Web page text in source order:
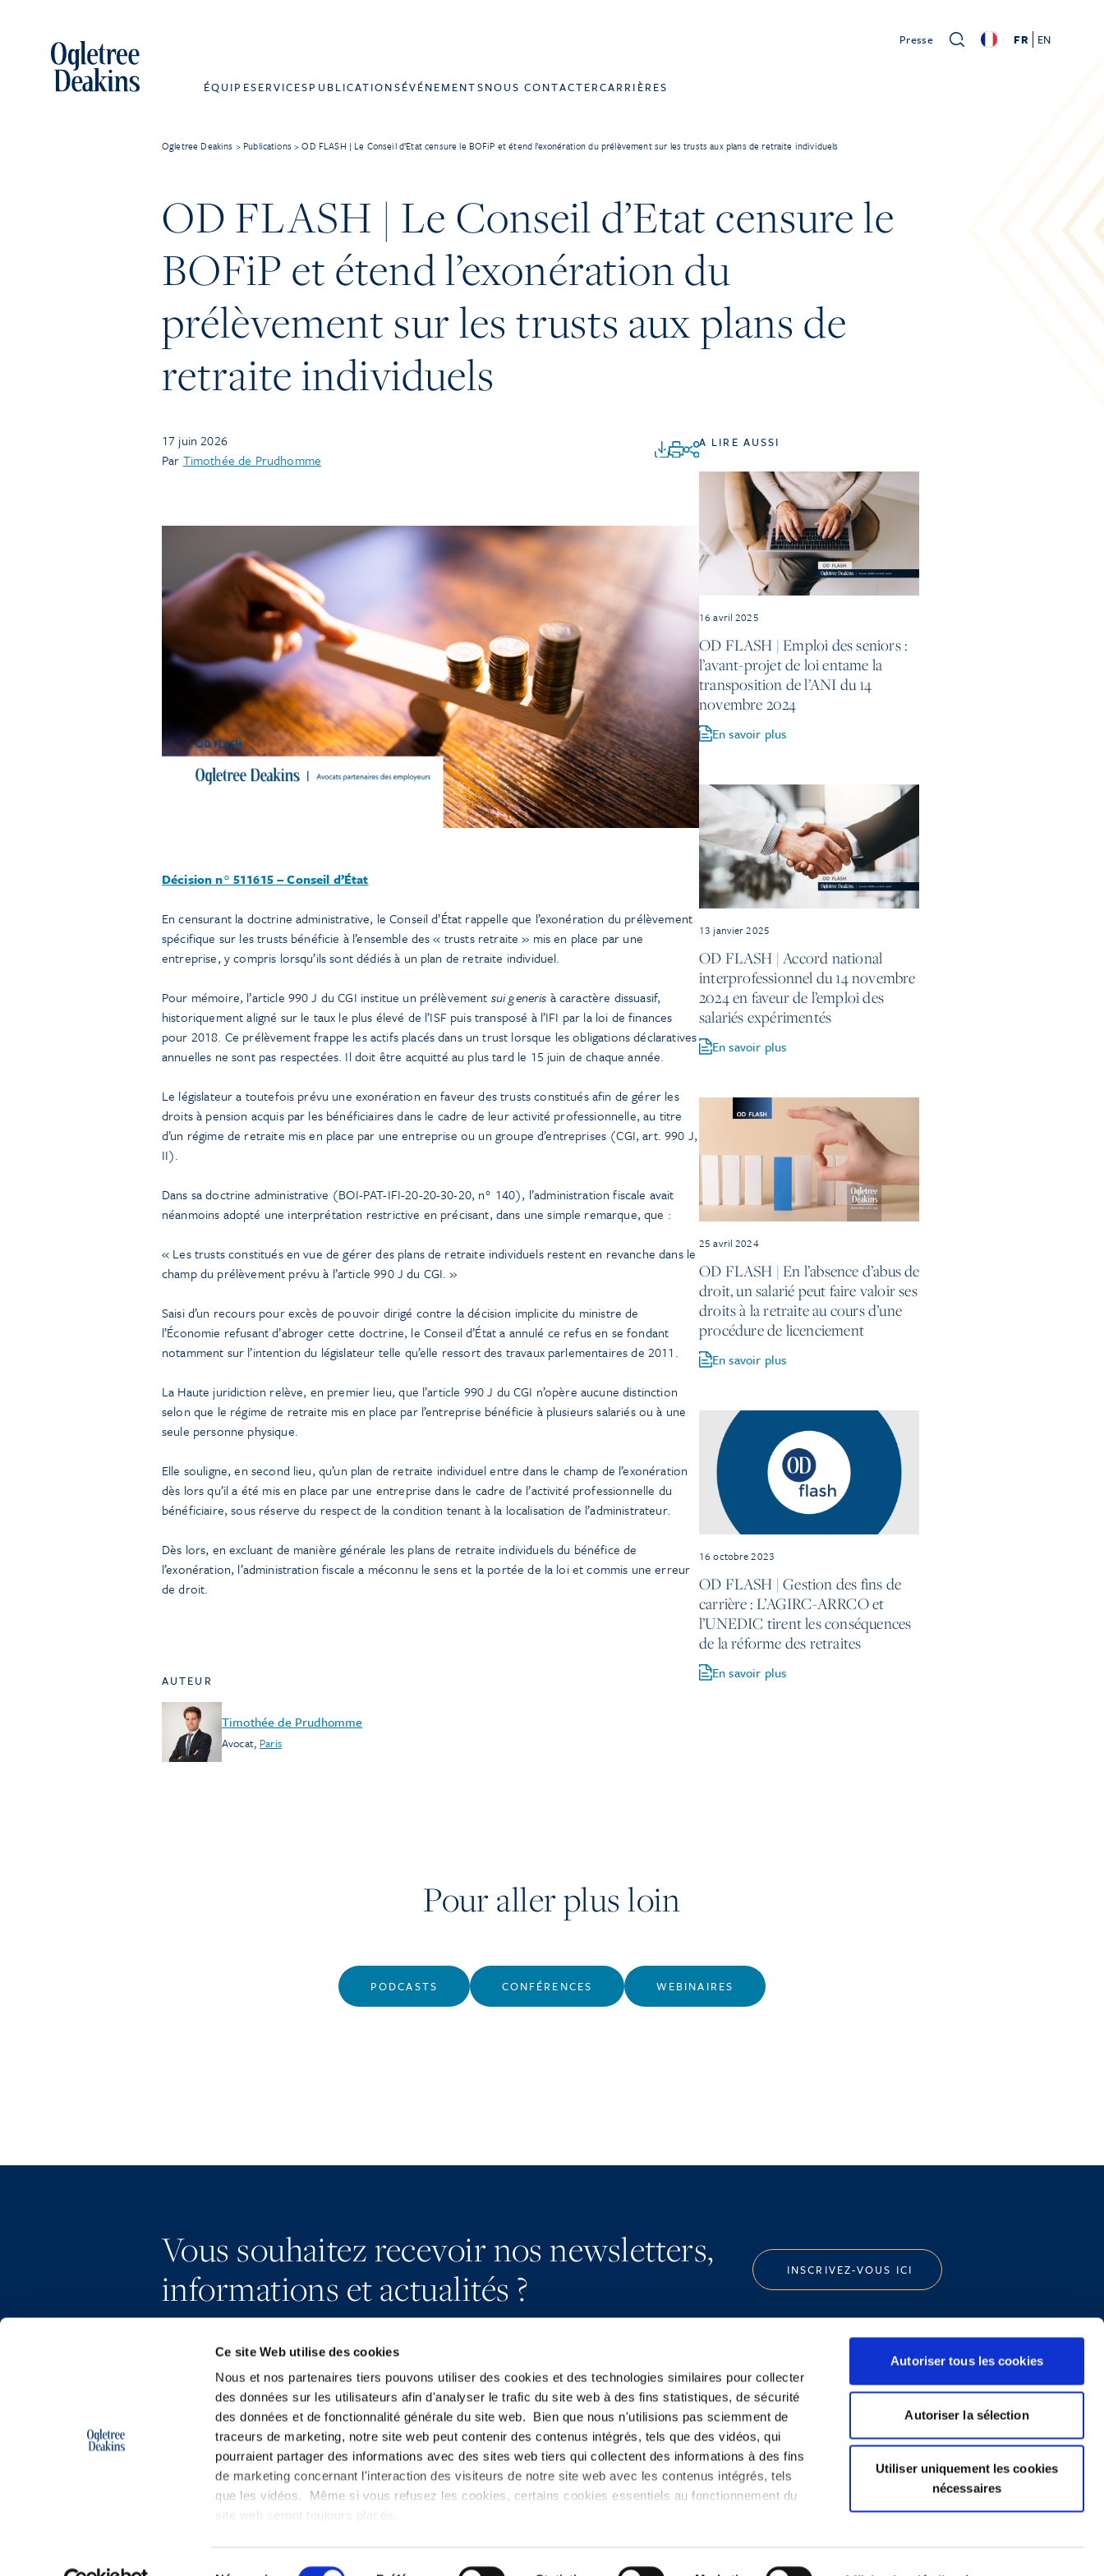
Ce site Web utilise des cookies
Nous et nos partenaires tiers pouvons utiliser des cookies et des technologies similaires pour collecter
des données sur les utilisateurs afin d'analyser le trafic du site web à des fins statistiques, de sécurité
des données et de fonctionnalité générale du site web. Bien que nous n'utilisions pas sciemment de
traceurs de marketing, notre site web peut contenir des contenus intégrés, tels que des vidéos, qui
pourraient partager des informations avec des sites web tiers qui collectent des informations à des fins
de marketing concernant l'interaction des visiteurs de notre site web avec les contenus intégrés, tels
que les vidéos. Même si vous refusez les cookies, certains cookies essentiels au fonctionnement du
site web seront toujours placés.
Autoriser tous les cookies
Autoriser la sélection
Utiliser uniquement les cookies
nécessaires
Presse FR EN
ÉQUIPESERVICESPUBLICATIONSÉVÉNEMENTSNOUS CONTACTERCARRIÈRES
Ogletree Deakins > Publications >OD FLASH | Le Conseil d’Etat censure le BOFiP et étend l’exonération du prélèvement sur les trusts aux plans de retraite individuels
OD FLASH | Le Conseil d’Etat censure le
BOFiP et étend l’exonération du
prélèvement sur les trusts aux plans de
retraite individuels
17 juin 2026
Par Timothée de Prudhomme
Décision n° 511615 – Conseil d’État
En censurant la doctrine administrative, le Conseil d’État rappelle que l’exonération du prélèvement
spécifique sur les trusts bénéficie à l’ensemble des « trusts retraite » mis en place par une
entreprise, y compris lorsqu’ils sont dédiés à un plan de retraite individuel.
Pour mémoire, l’article 990 J du CGI institue un prélèvement sui generis à caractère dissuasif,
historiquement aligné sur le taux le plus élevé de l’ISF puis transposé à l’IFI par la loi de finances
pour 2018. Ce prélèvement frappe les actifs placés dans un trust lorsque les obligations déclaratives
annuelles ne sont pas respectées. Il doit être acquitté au plus tard le 15 juin de chaque année.
Le législateur a toutefois prévu une exonération en faveur des trusts constitués afin de gérer les
droits à pension acquis par les bénéficiaires dans le cadre de leur activité professionnelle, au titre
d’un régime de retraite mis en place par une entreprise ou un groupe d’entreprises (CGI, art. 990 J,
II).
Dans sa doctrine administrative (BOI-PAT-IFI-20-20-30-20, n° 140), l’administration fiscale avait
néanmoins adopté une interprétation restrictive en précisant, dans une simple remarque, que :
« Les trusts constitués en vue de gérer des plans de retraite individuels restent en revanche dans le
champ du prélèvement prévu à l’article 990 J du CGI. »
Saisi d’un recours pour excès de pouvoir dirigé contre la décision implicite du ministre de
l’Économie refusant d’abroger cette doctrine, le Conseil d’État a annulé ce refus en se fondant
notamment sur l’intention du législateur telle qu’elle ressort des travaux parlementaires de 2011.
La Haute juridiction relève, en premier lieu, que l’article 990 J du CGI n’opère aucune distinction
selon que le régime de retraite mis en place par l’entreprise bénéficie à plusieurs salariés ou à une
seule personne physique.
Elle souligne, en second lieu, qu’un plan de retraite individuel entre dans le champ de l’exonération
dès lors qu’il a été mis en place par une entreprise dans le cadre de l’activité professionnelle du
bénéficiaire, sous réserve du respect de la condition tenant à la localisation de l’administrateur.
Dès lors, en excluant de manière générale les plans de retraite individuels du bénéfice de
l’exonération, l’administration fiscale a méconnu le sens et la portée de la loi et commis une erreur
de droit.
AUTEUR
Timothée de Prudhomme
Avocat, Paris
A LIRE AUSSI
16 avril 2025
OD FLASH | Emploi des seniors :
l’avant-projet de loi entame la
transposition de l’ANI du 14
novembre 2024
En savoir plus
13 janvier 2025
OD FLASH | Accord national
interprofessionnel du 14 novembre
2024 en faveur de l’emploi des
salariés expérimentés
En savoir plus
25 avril 2024
OD FLASH | En l’absence d’abus de
droit, un salarié peut faire valoir ses
droits à la retraite au cours d’une
procédure de licenciement
En savoir plus
16 octobre 2023
OD FLASH | Gestion des fins de
carrière : L’AGIRC-ARRCO et
l’UNEDIC tirent les conséquences
de la réforme des retraites
En savoir plus
Pour aller plus loin
PODCASTS CONFÉRENCES WEBINAIRES
Vous souhaitez recevoir nos newsletters,
informations et actualités ?
INSCRIVEZ-VOUS ICI
S’abonner
Nous contacter
Presse
YouTube
LinkedIn
X
Politique de Confidentialité
Informations Réglementaires